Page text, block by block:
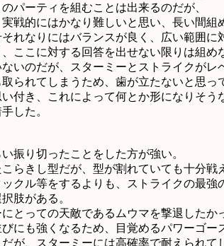
パーティを組むことは出来るのだが、
戦的にはかなり難しいと思い、長い間組
れなりにはバランスが良く、広い範囲に
ここに対する回答を出せない限りは組め
いのだが、スターミーとストライクが
られてしまうため、歯が立たないと思っ
付き、これによって何とか形になりそう
した。
振り切ったことをした方が強い。
らきし型だが、型が割れていても十分戦
クル等をするよりも、ストライクの最強
肢がある。
とっての天敵であるムウマを撃退したか
にも強くなるため、目覚めるパワーゴー
が、スターミーには高確率で耐えられて